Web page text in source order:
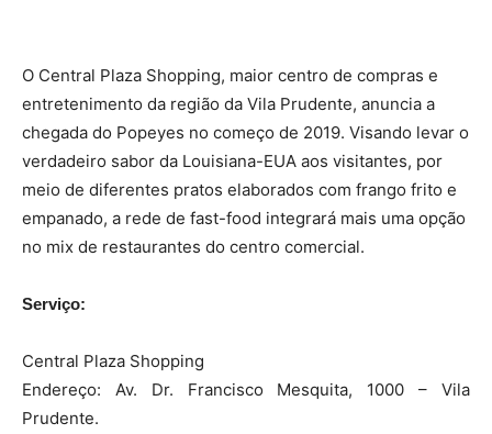
O Central Plaza Shopping, maior centro de compras e
entretenimento da região da Vila Prudente, anuncia a
chegada do Popeyes no começo de 2019. Visando levar o
verdadeiro sabor da Louisiana-EUA aos visitantes, por
meio de diferentes pratos elaborados com frango frito e
empanado, a rede de fast-food integrará mais uma opção
no mix de restaurantes do centro comercial.
Serviço:
Central Plaza Shopping
Endereço: Av. Dr. Francisco Mesquita, 1000 – Vila
Prudente.